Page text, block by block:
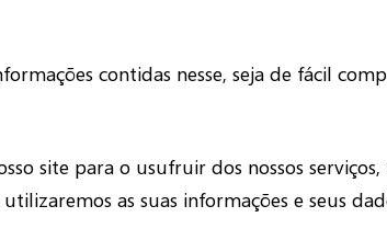
contidas nesse, seja de fácil
site para o usufruir dos nossos
as suas informações e seus